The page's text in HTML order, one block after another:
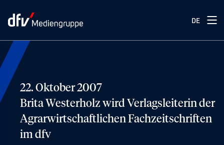
DE
22. Oktober 2007
Brita Westerholz wird Verlagsleiterin der
Agrarwirtschaftlichen Fachzeitschriften
im dfv